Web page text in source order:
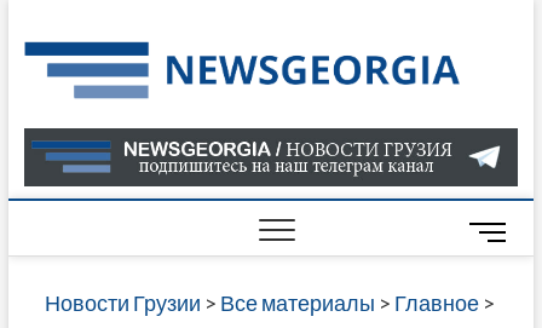
to
content
О
В
ГРУЗИИ
САЙТЕ
M
e
n
Новости Грузии > Все материалы > Главное>